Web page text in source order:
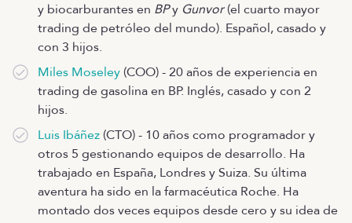
y biocarburantes en BPy Gunvor(el cuarto mayor
trading de petróleo del mundo). Español, casado y
con 3 hijos.
Miles Moseley (COO) - 20 años de experiencia en
trading de gasolina en BP. Inglés, casado y con 2
hijos.
Luis Ibáñez (CTO) - 10 años como programador y
otros 5 gestionando equipos de desarrollo. Ha
trabajado en España, Londres y Suiza. Su última
aventura ha sido en la farmacéutica Roche. Ha
montado dos veces equipos desde cero y su idea de